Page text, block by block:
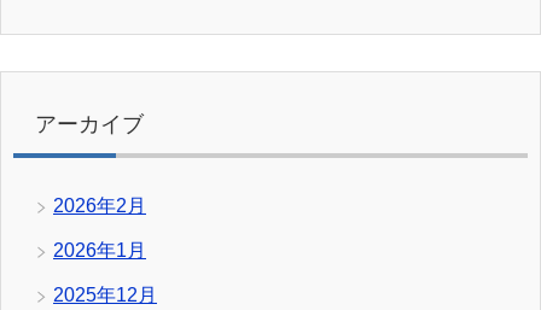
アーカイブ
2026年2月
2026年1月
2025年12月